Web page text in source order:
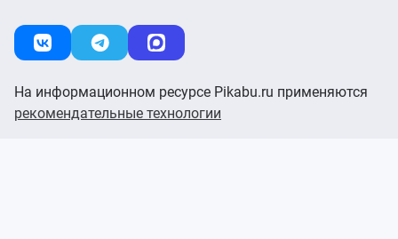
На информационном ресурсе Pikabu.ru применяются
рекомендательные технологии